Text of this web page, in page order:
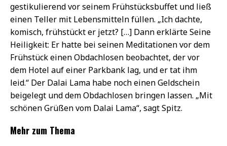
gestikulierend vor seinem Frühstücksbuffet und ließ
einen Teller mit Lebensmitteln füllen. „Ich dachte,
komisch, frühstückt er jetzt? […] Dann erklärte Seine
Heiligkeit: Er hatte bei seinen Meditationen vor dem
Frühstück einen Obdachlosen beobachtet, der vor
dem Hotel auf einer Parkbank lag, und er tat ihm
leid.“ Der Dalai Lama habe noch einen Geldschein
beigelegt und dem Obdachlosen bringen lassen. „Mit
schönen Grüßen vom Dalai Lama“, sagt Spitz.
Mehr zum Thema